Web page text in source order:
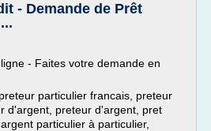
- Demande de Prêt
- Faites votre demande en
particulier francais, preteur
d'argent, preteur d'argent, pret
particulier à particulier,